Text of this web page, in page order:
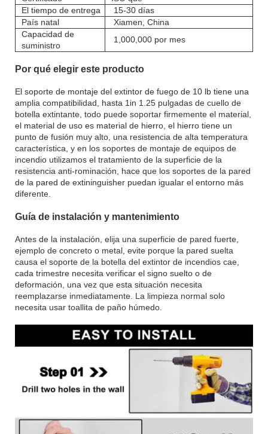
El tiempo de entrega
15-30 días
País natal
Xiamen, China
Capacidad de
suministro
1,000,000 por mes
Por qué elegir este producto
El soporte de montaje del extintor de fuego de 10 lb tiene una
amplia compatibilidad, hasta 1in 1.25 pulgadas de cuello de
botella extintante, todo puede soportar firmemente el material,
el material de uso es material de hierro, el hierro tiene un
punto de fusión muy alto, una resistencia de alta temperatura
característica, y en los soportes de montaje de equipos de
incendio utilizamos el tratamiento de la superficie de la
resistencia anti-rominación, hace que los soportes de la pared
de la pared de extininguisher puedan igualar el entorno más
diferente.
Guía de instalación y mantenimiento
Antes de la instalación, elija una superficie de pared fuerte,
ejemplo de concreto o metal, evite porque la pared suelta
causa el soporte de la botella del extintor de incendios cae,
cada trimestre necesita verificar el signo suelto o de
deformación, una vez que esta situación necesita
reemplazarse inmediatamente. La limpieza normal solo
necesita usar toallita de paño húmedo.